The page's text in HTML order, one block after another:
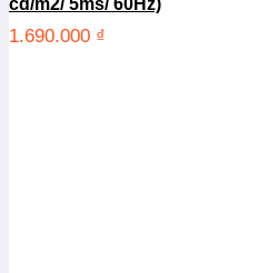
cd/m2/ 5ms/ 60Hz)
1.690.000 ₫